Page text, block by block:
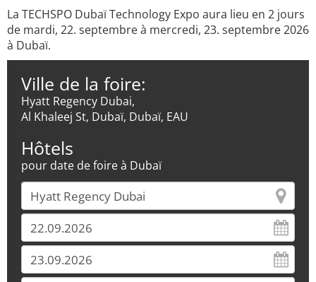
La TECHSPO Dubaï Technology Expo aura lieu en 2 jours
de mardi, 22. septembre à mercredi, 23. septembre 2026
à Dubaï.
Ville de la foire:
Hyatt Regency Dubai,
Al Khaleej St, Dubaï, Dubaï, EAU
Hôtels
pour date de foire à Dubaï